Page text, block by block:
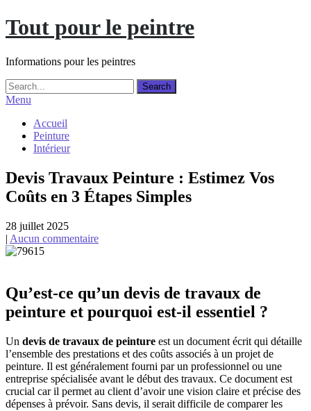
Skip
to
Tout pour le peintre
Informations pour les peintres
Menu
Accueil
Peinture
Intérieur
Devis Travaux Peinture : Estimez Vos
Coûts en 3 Étapes Simples
28 juillet 2025
| Aucun commentaire
Qu’est-ce qu’un devis de travaux de
peinture et pourquoi est-il essentiel ?
Un devis de travaux de peinture est un document écrit qui détaille
l’ensemble des prestations et des coûts associés à un projet de
peinture. Il est généralement fourni par un professionnel ou une
entreprise spécialisée avant le début des travaux. Ce document est
crucial car il permet au client d’avoir une vision claire et précise des
dépenses à prévoir. Sans devis, il serait difficile de comparer les